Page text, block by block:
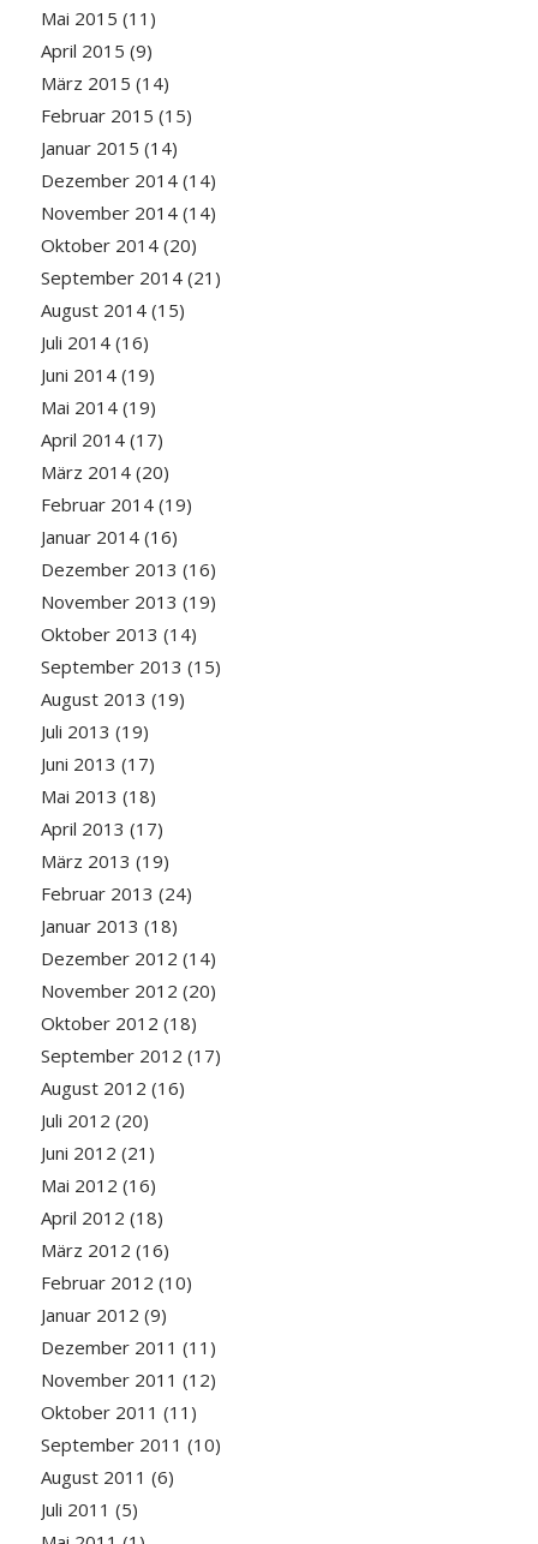
Mai 2015 (11)
April 2015 (9)
März 2015 (14)
Februar 2015 (15)
Januar 2015 (14)
Dezember 2014(14)
November 2014(14)
Oktober 2014(20)
September 2014(21)
August 2014(15)
Juli 2014(16)
Juni 2014(19)
Mai 2014(19)
April 2014(17)
März 2014(20)
Februar 2014(19)
Januar 2014(16)
Dezember 2013 (16)
November 2013 (19)
Oktober 2013 (14)
September 2013 (15)
August 2013 (19)
Juli 2013 (19)
Juni 2013 (17)
Mai 2013 (18)
April 2013 (17)
März 2013 (19)
Februar 2013 (24)
Januar 2013 (18)
Dezember 2012 (14)
November 2012 (20)
Oktober 2012 (18)
September 2012 (17)
August 2012 (16)
Juli 2012 (20)
Juni 2012 (21)
Mai 2012 (16)
April 2012 (18)
März 2012 (16)
Februar 2012 (10)
Januar 2012 (9)
Dezember 2011 (11)
November 2011 (12)
Oktober 2011 (11)
September 2011 (10)
August 2011 (6)
Juli 2011 (5)